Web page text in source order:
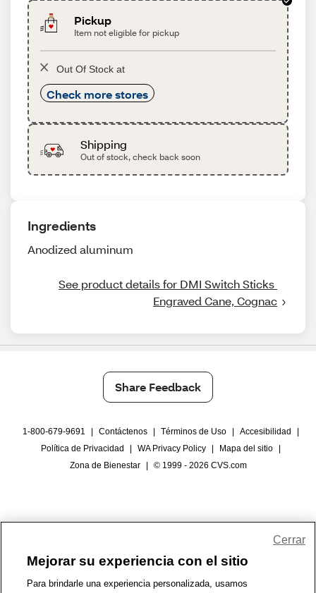
Pickup
Item not eligible for pickup
Out Of Stock at
Check more stores
Shipping
Out of stock, check back soon
Ingredients
Anodized aluminum
See product details for DMI Switch Sticks
Engraved Cane, Cognac
Share Feedback
1-800-679-9691 Contáctenos Términos de Uso Accesibilidad
Política de Privacidad
WA Privacy Policy Mapa del sitio
Zona de Bienestar
© 1999 - 2026 CVS.com
Mejorar su experiencia con el sitio
Para brindarle una experiencia personalizada, usamos
Cerrar